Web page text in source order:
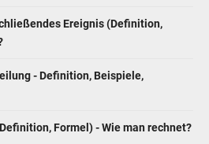
Ereignis (Definition,
- Definition, Beispiele,
Formel) - Wie man rechnet?